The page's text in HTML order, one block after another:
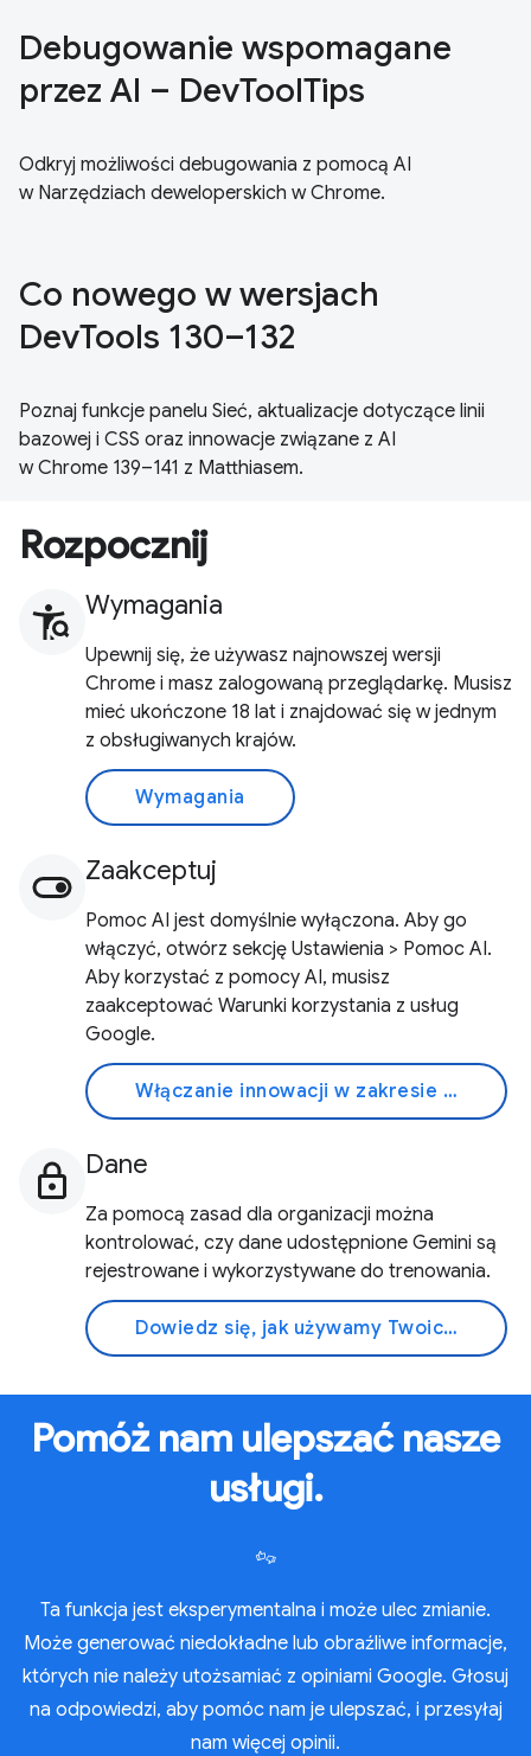
Debugowanie wspomagane
przez AI – DevToolTips
Odkryj możliwości debugowania z pomocą AI
w Narzędziach deweloperskich w Chrome.
Co nowego w wersjach
DevTools 130–132
Poznaj funkcje panelu Sieć, aktualizacje dotyczące linii
bazowej i CSS oraz innowacje związane z AI
w Chrome 139–141 z Matthiasem.
Rozpocznij
Wymagania
Upewnij się, że używasz najnowszej wersji
Chrome i masz zalogowaną przeglądarkę. Musisz
mieć ukończone 18 lat i znajdować się w jednym
z obsługiwanych krajów.
Wymagania
Zaakceptuj
Pomoc AI jest domyślnie wyłączona. Aby go
włączyć, otwórz sekcję Ustawienia > Pomoc AI.
Aby korzystać z pomocy AI, musisz
zaakceptować Warunki korzystania z usług
Google.
Włączanie innowacji w zakresie AI
Dane
Za pomocą zasad dla organizacji można
kontrolować, czy dane udostępnione Gemini są
rejestrowane i wykorzystywane do trenowania.
Dowiedz się, jak używamy Twoich danych
Pomóż nam ulepszać nasze
usługi.
Ta funkcja jest eksperymentalna i może ulec zmianie.
Może generować niedokładne lub obraźliwe informacje,
których nie należy utożsamiać z opiniami Google. Głosuj
na odpowiedzi, aby pomóc nam je ulepszać, i przesyłaj
nam więcej opinii.